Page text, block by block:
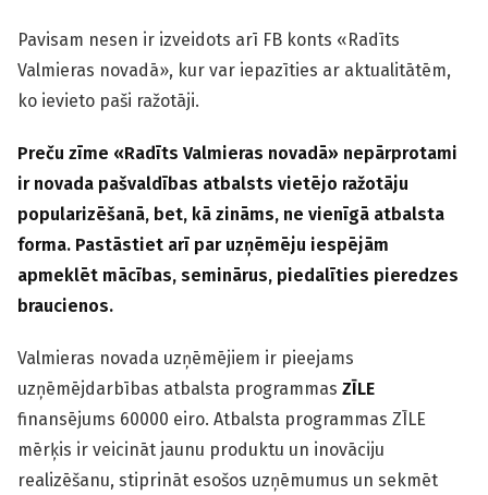
Pavisam nesen ir izveidots arī FB konts «Radīts
Valmieras novadā», kur var iepazīties ar aktualitātēm,
ko ievieto paši ražotāji.
Preču zīme «Radīts Valmieras novadā» nepārprotami
ir novada pašvaldības atbalsts vietējo ražotāju
popularizēšanā, bet, kā zināms, ne vienīgā atbalsta
forma. Pastāstiet arī par uzņēmēju iespējām
apmeklēt mācības, seminārus, piedalīties pieredzes
braucienos.
Valmieras novada uzņēmējiem ir pieejams
uzņēmējdarbības atbalsta programmas ZĪLE
finansējums 60000 eiro. Atbalsta programmas ZĪLE
mērķis ir veicināt jaunu produktu un inovāciju
realizēšanu, stiprināt esošos uzņēmumus un sekmēt